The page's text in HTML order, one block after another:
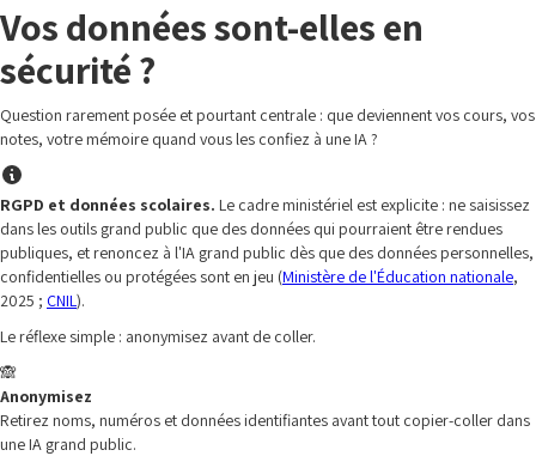
Vos données sont-elles en
sécurité ?
Question rarement posée et pourtant centrale : que deviennent vos cours, vos
notes, votre mémoire quand vous les confiez à une IA ?
RGPD et données scolaires. Le cadre ministériel est explicite : ne saisissez
dans les outils grand public que des données qui pourraient être rendues
publiques, et renoncez à l'IA grand public dès que des données personnelles,
confidentielles ou protégées sont en jeu (Ministère de l'Éducation nationale,
2025 ; CNIL).
Le réflexe simple : anonymisez avant de coller.
🙈
Anonymisez
Retirez noms, numéros et données identifiantes avant tout copier-coller dans
une IA grand public.